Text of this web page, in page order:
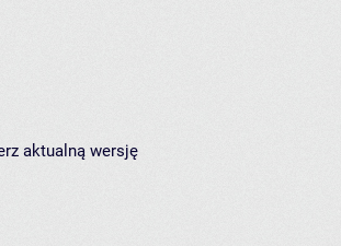
aktualną wersję